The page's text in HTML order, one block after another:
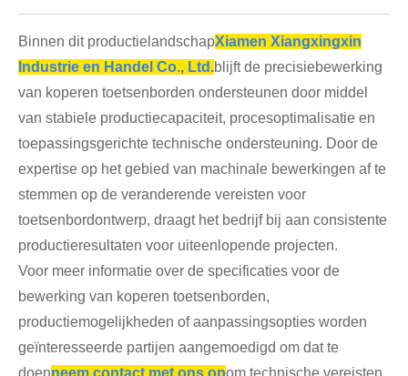
Binnen dit productielandschapXiamen Xiangxingxin
Industrie en Handel Co., Ltd.blijft de precisiebewerking
van koperen toetsenborden ondersteunen door middel
van stabiele productiecapaciteit, procesoptimalisatie en
toepassingsgerichte technische ondersteuning. Door de
expertise op het gebied van machinale bewerkingen af ​​te
stemmen op de veranderende vereisten voor
toetsenbordontwerp, draagt ​​het bedrijf bij aan consistente
productieresultaten voor uiteenlopende projecten.
Voor meer informatie over de specificaties voor de
bewerking van koperen toetsenborden,
productiemogelijkheden of aanpassingsopties worden
geïnteresseerde partijen aangemoedigd om dat te
doenneem contact met ons opom technische vereisten